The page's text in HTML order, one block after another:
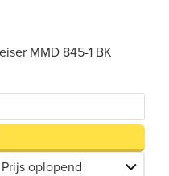
MMD 845-1 BK